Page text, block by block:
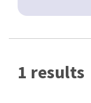
1 results